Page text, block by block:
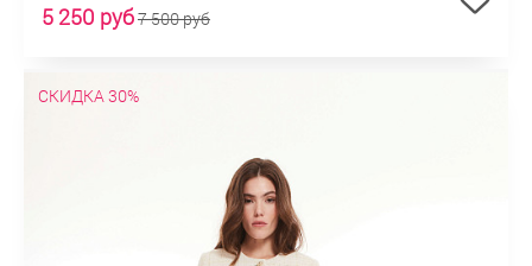
5 250 руб7 500 руб
СКИДКА 30%